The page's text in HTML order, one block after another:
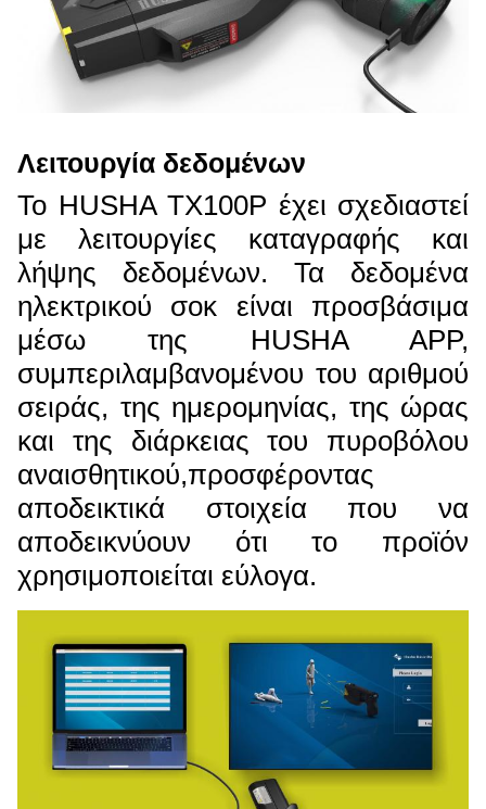
Λειτουργία δεδομένων
Το HUSHA TX100P έχει σχεδιαστεί
με λειτουργίες καταγραφής και
λήψης δεδομένων. Τα δεδομένα
ηλεκτρικού σοκ είναι προσβάσιμα
μέσω της HUSHA APP,
συμπεριλαμβανομένου του αριθμού
σειράς, της ημερομηνίας, της ώρας
και της διάρκειας του πυροβόλου
αναισθητικού,προσφέροντας
αποδεικτικά στοιχεία που να
αποδεικνύουν ότι το προϊόν
χρησιμοποιείται εύλογα.